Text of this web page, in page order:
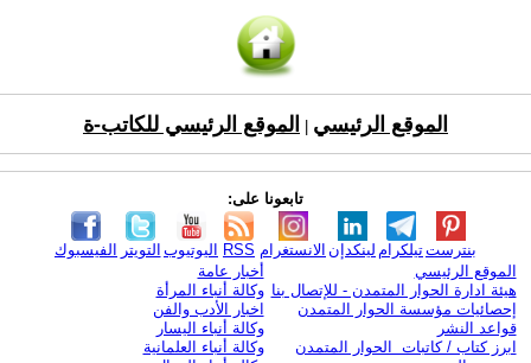
الموقع الرئيسي الموقع الرئيسي للكاتب-ة
تابعونا على:
الفيسبوك التويتر اليوتيوب RSS الانستغرام لينكدإن تيلكرامبنترست
الموقع الرئيسي
هيئة ادارة الحوار المتمدن - للإتصال بنا
إحصائيات مؤسسة الحوار المتمدن
قواعد النشر
ابرز كتاب / كاتبات الحوار المتمدن
أخبار عامة
وكالة أنباء المرأة
اخبار الأدب والفن
وكالة أنباء اليسار
وكالة أنباء العلمانية